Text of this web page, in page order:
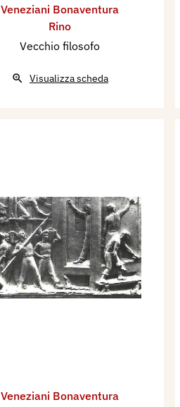
Veneziani Bonaventura
Rino
Vecchio filosofo
Visualizza scheda
Veneziani Bonaventura